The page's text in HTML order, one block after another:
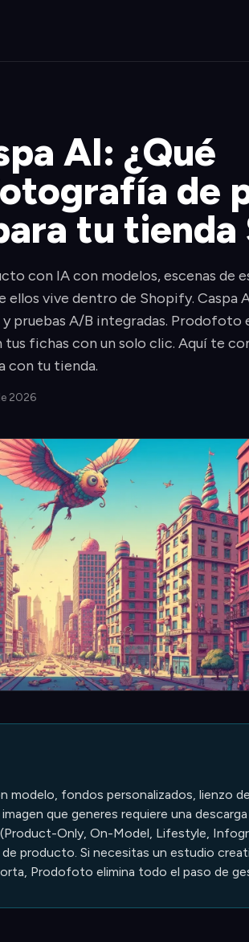
AI: ¿Qué
de
tu
con IA con modelos, escenas de
vive dentro de Shopify. Caspa
pruebas A/B integradas. Prodofoto
fichas con un solo clic. Aquí te
con tu tienda.
2026
fondos personalizados, lienzo
que generes requiere una
Only, On-Model, Lifestyle,
producto. Si necesitas un estudio
Prodofoto elimina todo el paso de